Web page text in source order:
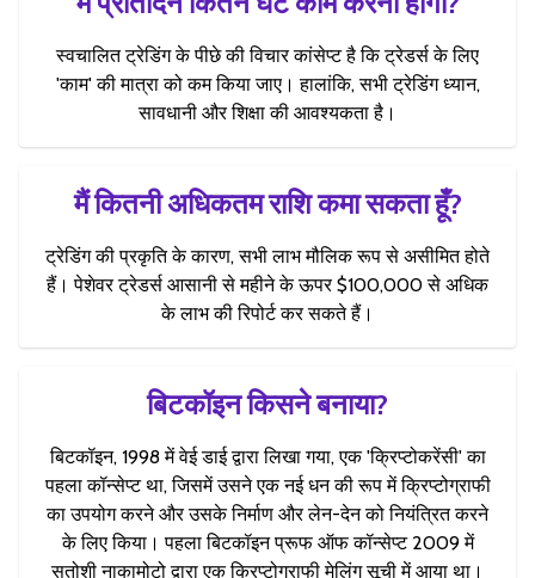
स्वचालित ट्रेडिंग के पीछे की विचार कांसेप्ट है कि ट्रेडर्स के लिए
'काम' की मात्रा को कम किया जाए। हालांकि, सभी ट्रेडिंग ध्यान,
सावधानी और शिक्षा की आवश्यकता है।
मैं कितनी अधिकतम राशि कमा सकता हूँ?
ट्रेडिंग की प्रकृति के कारण, सभी लाभ मौलिक रूप से असीमित होते
हैं। पेशेवर ट्रेडर्स आसानी से महीने के ऊपर $100,000 से अधिक
के लाभ की रिपोर्ट कर सकते हैं।
बिटकॉइन किसने बनाया?
बिटकॉइन, 1998 में वेई डाई द्वारा लिखा गया, एक 'क्रिप्टोकरेंसी' का
पहला कॉन्सेप्ट था, जिसमें उसने एक नई धन की रूप में क्रिप्टोग्राफी
का उपयोग करने और उसके निर्माण और लेन-देन को नियंत्रित करने
के लिए किया। पहला बिटकॉइन प्रूफ ऑफ कॉन्सेप्ट 2009 में
सतोशी नाकामोटो द्वारा एक क्रिप्टोग्राफी मेलिंग सूची में आया था।